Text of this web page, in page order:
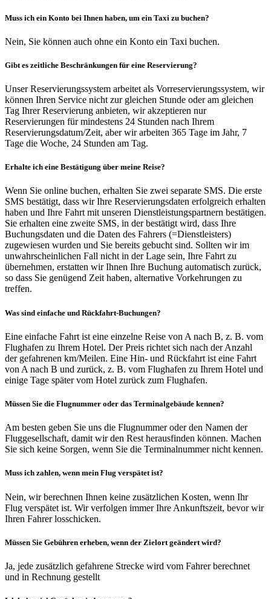
Muss ich ein Konto bei Ihnen haben, um ein Taxi zu buchen?
Nein, Sie können auch ohne ein Konto ein Taxi buchen.
Gibt es zeitliche Beschränkungen für eine Reservierung?
Unser Reservierungssystem arbeitet als Vorreservierungssystem, wir
können Ihren Service nicht zur gleichen Stunde oder am gleichen
Tag Ihrer Reservierung anbieten, wir akzeptieren nur
Reservierungen für mindestens 24 Stunden nach Ihrem
Reservierungsdatum/Zeit, aber wir arbeiten 365 Tage im Jahr, 7
Tage die Woche, 24 Stunden am Tag.
Erhalte ich eine Bestätigung über meine Reise?
Wenn Sie online buchen, erhalten Sie zwei separate SMS. Die erste
SMS bestätigt, dass wir Ihre Reservierungsdaten erfolgreich erhalten
haben und Ihre Fahrt mit unseren Dienstleistungspartnern bestätigen.
Sie erhalten eine zweite SMS, in der bestätigt wird, dass Ihre
Buchungsdaten und die Daten des Fahrers (=Dienstleisters)
zugewiesen wurden und Sie bereits gebucht sind. Sollten wir im
unwahrscheinlichen Fall nicht in der Lage sein, Ihre Fahrt zu
übernehmen, erstatten wir Ihnen Ihre Buchung automatisch zurück,
so dass Sie genügend Zeit haben, alternative Vorkehrungen zu
treffen.
Was sind einfache und Rückfahrt-Buchungen?
Eine einfache Fahrt ist eine einzelne Reise von A nach B, z. B. vom
Flughafen zu Ihrem Hotel. Der Preis richtet sich nach der Anzahl
der gefahrenen km/Meilen. Eine Hin- und Rückfahrt ist eine Fahrt
von A nach B und zurück, z. B. vom Flughafen zu Ihrem Hotel und
einige Tage später vom Hotel zurück zum Flughafen.
Müssen Sie die Flugnummer oder das Terminalgebäude kennen?
Am besten geben Sie uns die Flugnummer oder den Namen der
Fluggesellschaft, damit wir den Rest herausfinden können. Machen
Sie sich keine Sorgen, wenn Sie die Terminalnummer nicht kennen.
Muss ich zahlen, wenn mein Flug verspätet ist?
Nein, wir berechnen Ihnen keine zusätzlichen Kosten, wenn Ihr
Flug verspätet ist. Wir verfolgen immer Ihre Ankunftszeit, bevor wir
Ihren Fahrer losschicken.
Müssen Sie Gebühren erheben, wenn der Zielort geändert wird?
Ja, jede zusätzlich gefahrene Strecke wird vom Fahrer berechnet
und in Rechnung gestellt